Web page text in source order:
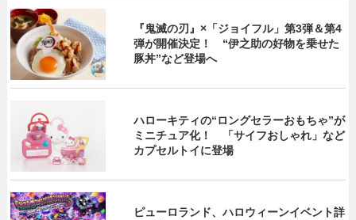
『鬼滅の刃』×「ジョイフル」第3弾＆第4
弾が開催決定！ “伊之助の好物を乗せた
豚丼”など登場へ
ハローキティの“ロングセラーおもちゃ”が
ミニチュア化！ 「サイフおしゃれ」など
カプセルトイに登場
ピューロランド、ハロウィーンイベント詳